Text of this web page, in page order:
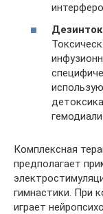
Комплексная
предполагает
гимнастики. При
играет